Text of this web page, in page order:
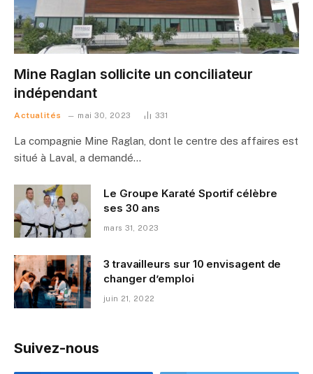
Mine Raglan sollicite un conciliateur
indépendant
Actualités mai 30, 2023 331
La compagnie Mine Raglan, dont le centre des affaires est
situé à Laval, a demandé…
Le Groupe Karaté Sportif célèbre
ses 30 ans
mars 31, 2023
3 travailleurs sur 10 envisagent de
changer d’emploi
juin 21, 2022
Suivez-nous